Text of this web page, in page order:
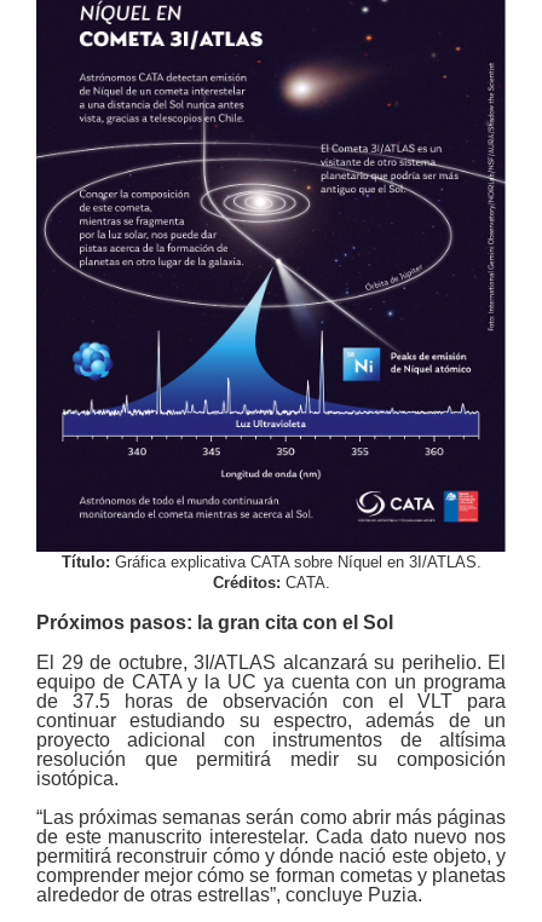
Título: Gráfica explicativa CATA sobre Níquel en 3I/ATLAS.
Créditos: CATA.
Próximos pasos: la gran cita con el Sol
El 29 de octubre, 3I/ATLAS alcanzará su perihelio. El
equipo de CATA y la UC ya cuenta con un programa
de 37.5 horas de observación con el VLT para
continuar estudiando su espectro, además de un
proyecto adicional con instrumentos de altísima
resolución que permitirá medir su composición
isotópica.
“Las próximas semanas serán como abrir más páginas
de este manuscrito interestelar. Cada dato nuevo nos
permitirá reconstruir cómo y dónde nació este objeto, y
comprender mejor cómo se forman cometas y planetas
alrededor de otras estrellas”, concluye Puzia.